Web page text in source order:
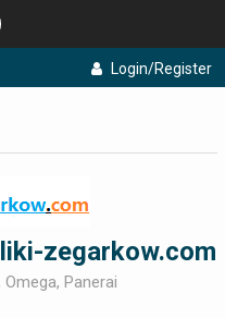
Login/Register
zegarkow.com
Omega, Panerai